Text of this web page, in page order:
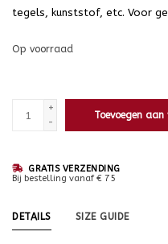
tegels, kunststof, etc. Voor
Op voorraad
+
-
Toevoegen
GRATIS VERZENDING
Bij bestelling vanaf € 75
DETAILS SIZE GUIDE